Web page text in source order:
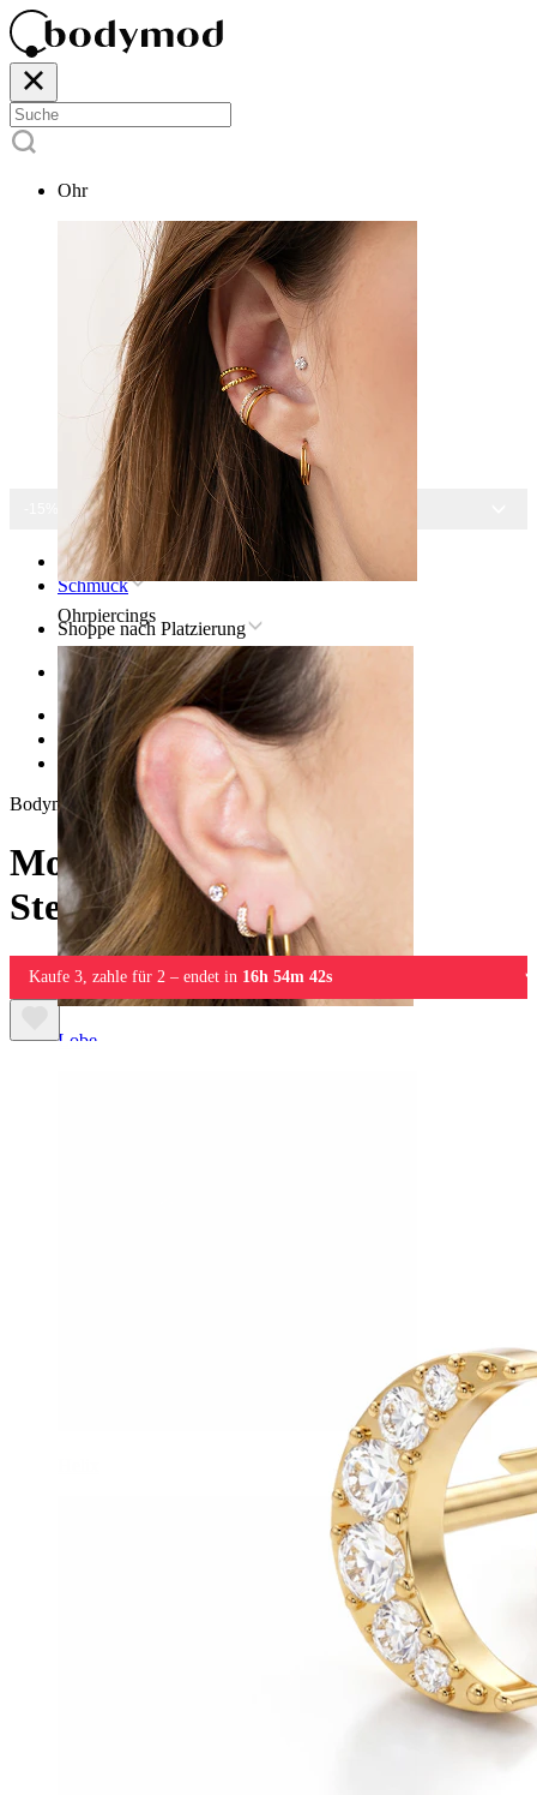
Ohr
Ohrpiercings
Lobe
-15% AUF ALLEN SCHMUCK
Startseite
Schmuck
Shoppe nach Platzierung
Ohr
Helix
Titan-Helix-Piercingschmuck
Mond-Labret mit Sternrückseite aus Titan
Bodymod Trend
Mond-Labret mit
Sternrückseite aus Titan
Kaufe 3, zahle für 2 – endet in 16h 54m 42s